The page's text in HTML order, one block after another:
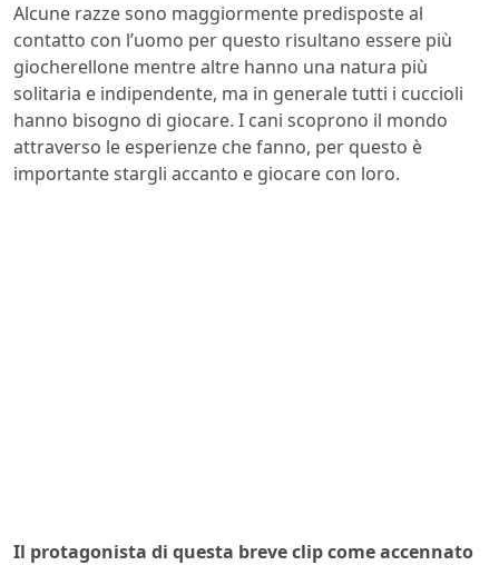
Alcune razze sono maggiormente predisposte al
contatto con l’uomo per questo risultano essere più
giocherellone mentre altre hanno una natura più
solitaria e indipendente, ma in generale tutti i cuccioli
hanno bisogno di giocare. I cani scoprono il mondo
attraverso le esperienze che fanno, per questo è
importante stargli accanto e giocare con loro.
Il protagonista di questa breve clip come accennato